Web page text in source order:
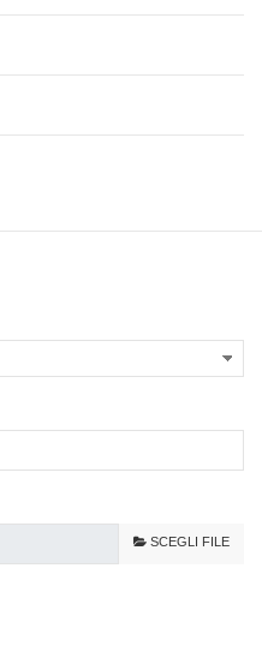
SCEGLI FILE